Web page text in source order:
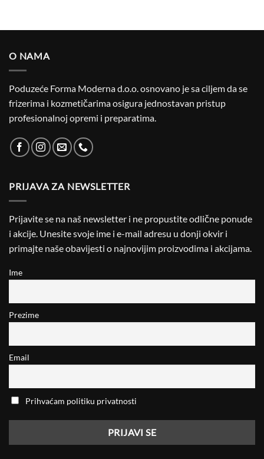
O NAMA
Poduzeće Forma Moderna d.o.o. osnovano je sa ciljem da se
frizerima i kozmetičarima osigura jednostavan pristup
profesionalnoj opremi i preparatima.
PRIJAVA ZA NEWSLETTER
Prijavite se na naš newsletter i ne propustite odlične ponude
i akcije. Unesite svoje ime i e-mail adresu u donji okvir i
primajte naše obavijesti o najnovijim proizvodima i akcijama.
Ime
Prezime
Email
Prihvaćam politiku privatnosti